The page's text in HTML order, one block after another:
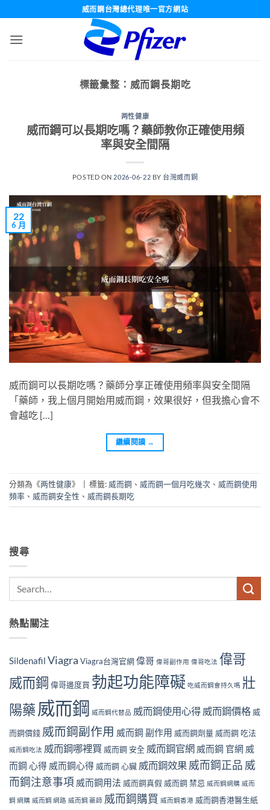
威而鋼台灣總代理唯一官方網站
標籤彙整： 威而鋼長期吃
两性健康
威而鋼可以長期吃嗎？藥師教你正確使用頻
率與安全間隔
POSTED ON 2026-06-22 BY 台灣威而鋼
22
6 月
威而鋼可以長期吃嗎？藥師分享正確使用頻率與安全間隔
「藥師，我上個月開始用威而鋼，效果很好，但我擔心會不
會越吃 […]
繼續閱讀 →
分類為《两性健康》 標籤: 威而鋼 、 威而鋼一個月吃幾次 、 威而鋼使用
頻率 、 威而鋼安全性 、 威而鋼長期吃
搜尋
熱點關注
Sildenafil Viagra Viagra台灣官網偉哥 偉哥副作用 偉哥吃法 偉哥
威而鋼 偉哥邊度買 勃起功能障礙 吃威而鋼會持久嗎 壯
陽藥 威而鋼 威而鋼代替品 威而鋼使用心得 威而鋼價格 威
而鋼價錢 威而鋼副作用 威而鋼 副作用 威而鋼劑量 威而鋼 吃法
威而鋼吃法 威而鋼哪裡買 威而鋼 安全 威而鋼官網 威而鋼 官網 威
而鋼 心得 威而鋼心得 威而鋼 心臟 威而鋼效果 威而鋼正品 威
而鋼注意事項 威而鋼用法 威而鋼真假 威而鋼 禁忌 威而鋼網購 威而
鋼 網購 威而鋼 網路 威而鋼 藥師 威而鋼購買 威而鋼香港 威而鋼香港醫生紙